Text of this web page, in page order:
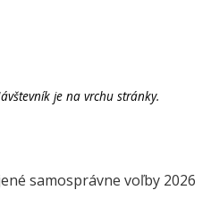
je na vrchu stránky.
samosprávne voľby 2026